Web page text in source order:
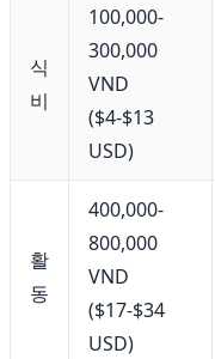
식
비
100,000-
300,000
VND
($4-$13
USD)
활
동
400,000-
800,000
VND
($17-$34
USD)